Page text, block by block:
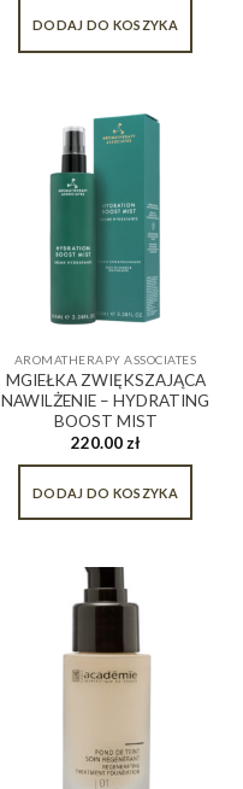
DODAJ DO KOSZYKA
AROMATHERAPY ASSOCIATES
MGIEŁKA ZWIĘKSZAJĄCA
NAWILŻENIE – HYDRATING
BOOST MIST
220.00zł
DODAJ DO KOSZYKA